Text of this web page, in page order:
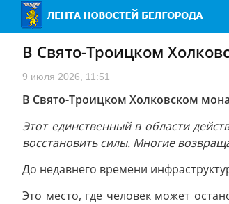
В Свято-Троицком
9 июля 2026, 11:51
В Свято-Троицком Холковском
Этот единственный в области
восстановить силы. Многие
До недавнего времени
Это место, где человек может